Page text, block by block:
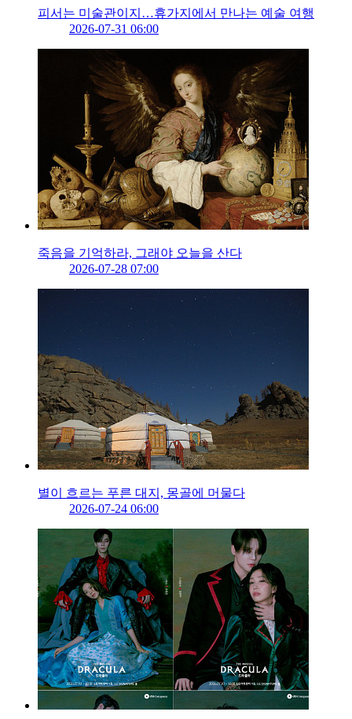
피서는 미술관이지…휴가지에서 만나는 예술 여행
2026-07-31 06:00
죽음을 기억하라, 그래야 오늘을 산다
2026-07-28 07:00
별이 흐르는 푸른 대지, 몽골에 머물다
2026-07-24 06:00